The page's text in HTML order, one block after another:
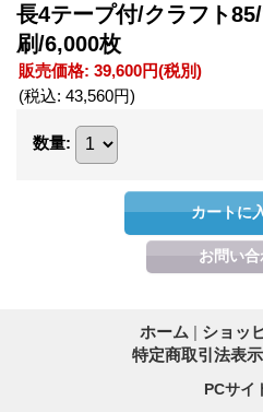
長4テープ付/クラフト
刷/6,000枚
販売価格: 39,600円(税別)
(税込: 43,560円)
数量:
ホーム | ショッ
特定商取引法表示
PCサイ